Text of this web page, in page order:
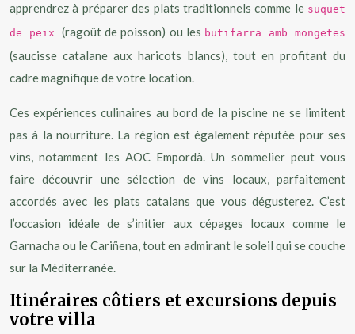
apprendrez à préparer des plats traditionnels comme le suquet
de peix(ragoût de poisson) ou les butifarra amb mongetes
(saucisse catalane aux haricots blancs), tout en profitant du
cadre magnifique de votre location.
Ces expériences culinaires au bord de la piscine ne se limitent
pas à la nourriture. La région est également réputée pour ses
vins, notamment les AOC Empordà. Un sommelier peut vous
faire découvrir une sélection de vins locaux, parfaitement
accordés avec les plats catalans que vous dégusterez. C’est
l’occasion idéale de s’initier aux cépages locaux comme le
Garnacha ou le Cariñena, tout en admirant le soleil qui se couche
sur la Méditerranée.
Itinéraires côtiers et excursions depuis
votre villa